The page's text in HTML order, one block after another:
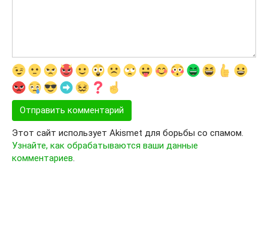
Этот сайт использует Akismet для борьбы со спамом.
Узнайте, как обрабатываются ваши данные
комментариев.